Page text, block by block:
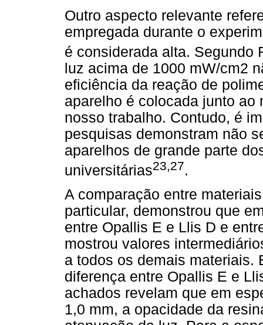
Outro aspecto relevante
empregada durante o
é considerada alta. Segundo
luz acima de 1000 mW/cm2
eficiência da reação de
aparelho é colocada junto
nosso trabalho. Contudo, é
pesquisas demonstram não
aparelhos de grande parte
universitárias23,27.
A comparação entre
particular, demonstrou que
entre Opallis E e Llis D e
mostrou valores
a todos os demais materiais.
diferença entre Opallis E e
achados revelam que em
1,0 mm, a opacidade da